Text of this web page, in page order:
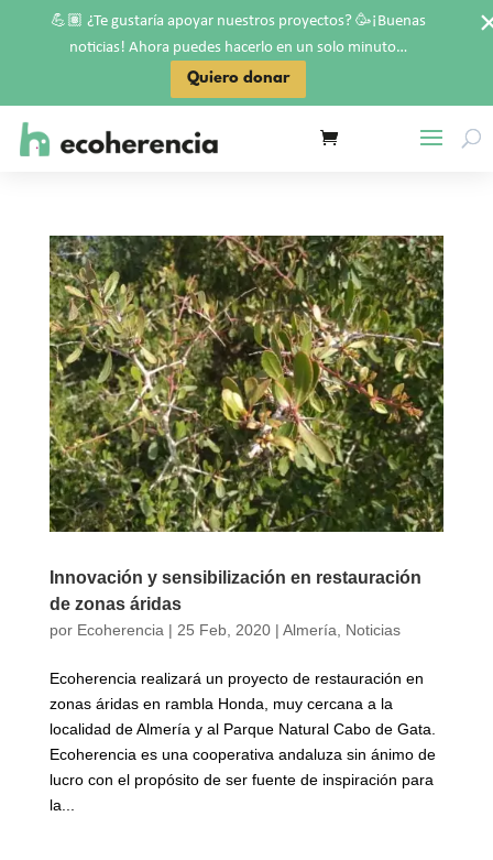
Innovación y sensibilización en restauración
de zonas áridas
por Ecoherencia | 25 Feb, 2020| Almería Noticias
Ecoherencia realizará un proyecto de restauración en
zonas áridas en rambla Honda, muy cercana a la
localidad de Almería y al Parque Natural Cabo de Gata.
Ecoherencia es una cooperativa andaluza sin ánimo de
lucro con el propósito de ser fuente de inspiración para
la...
💪🏽 ¿Te gustaría apoyar nuestros proyectos? 🥳¡Buenas
noticias! Ahora puedes hacerlo en un solo minuto…
Quiero donar